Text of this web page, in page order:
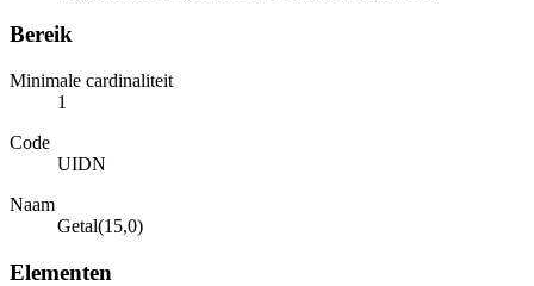
Bereik
Minimale cardinaliteit
1
Code
UIDN
Naam
Getal(15,0)
Elementen